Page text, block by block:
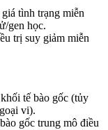
tình trạng miễn
gen học.
trị suy giảm miễn
tế bào gốc (tủy
vi).
gốc trung mô điều